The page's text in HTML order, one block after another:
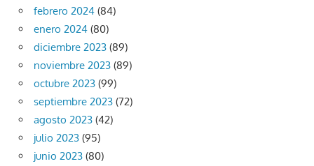
febrero 2024 (84)
enero 2024 (80)
diciembre 2023 (89)
noviembre 2023 (89)
octubre 2023 (99)
septiembre 2023 (72)
agosto 2023 (42)
julio 2023 (95)
junio 2023 (80)